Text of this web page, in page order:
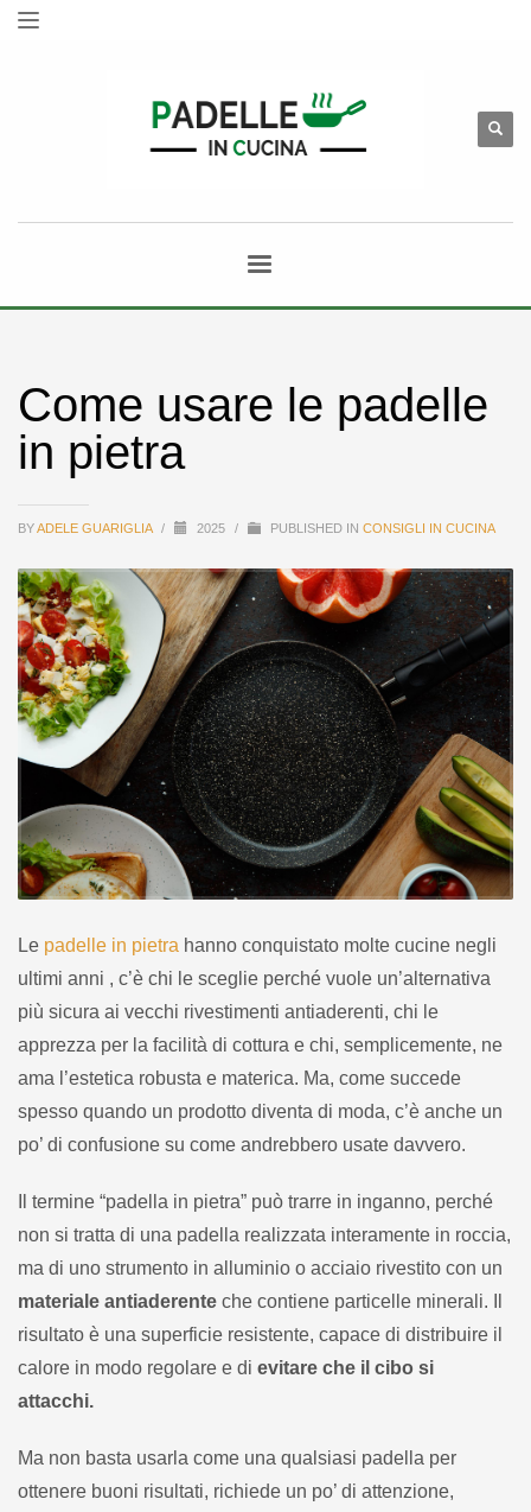
Come usare le padelle
in pietra
BYADELE GUARIGLIA / 2025 / PUBLISHED IN CONSIGLI IN CUCINA
Le padelle in pietra hanno conquistato molte cucine negli
ultimi anni , c’è chi le sceglie perché vuole un’alternativa
più sicura ai vecchi rivestimenti antiaderenti, chi le
apprezza per la facilità di cottura e chi, semplicemente, ne
ama l’estetica robusta e materica. Ma, come succede
spesso quando un prodotto diventa di moda, c’è anche un
po’ di confusione su come andrebbero usate davvero.
Il termine “padella in pietra” può trarre in inganno, perché
non si tratta di una padella realizzata interamente in roccia,
ma di uno strumento in alluminio o acciaio rivestito con un
materiale antiaderente che contiene particelle minerali. Il
risultato è una superficie resistente, capace di distribuire il
calore in modo regolare e di evitare che il cibo si
attacchi.
Ma non basta usarla come una qualsiasi padella per
ottenere buoni risultati, richiede un po’ di attenzione,